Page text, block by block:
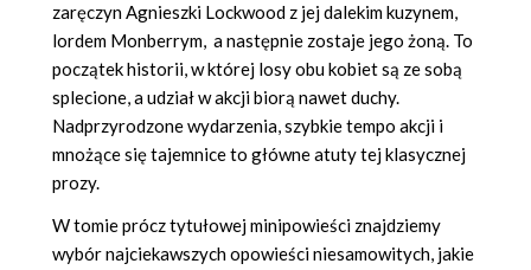
zaręczyn Agnieszki Lockwood z jej dalekim kuzynem,
lordem Monberrym, a następnie zostaje jego żoną. To
początek historii, w której losy obu kobiet są ze sobą
splecione, a udział w akcji biorą nawet duchy.
Nadprzyrodzone wydarzenia, szybkie tempo akcji i
mnożące się tajemnice to główne atuty tej klasycznej
prozy.
W tomie prócz tytułowej minipowieści znajdziemy
wybór najciekawszych opowieści niesamowitych, jakie